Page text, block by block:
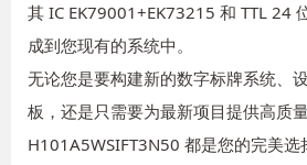
其 IC EK79001+EK73215 和 TTL 24
成到您现有的系统中。
无论您是要构建新的数字标牌系统、
板，还是只需要为最新项目提供高质
H101A5WSIFT3N50 都是您的完美选